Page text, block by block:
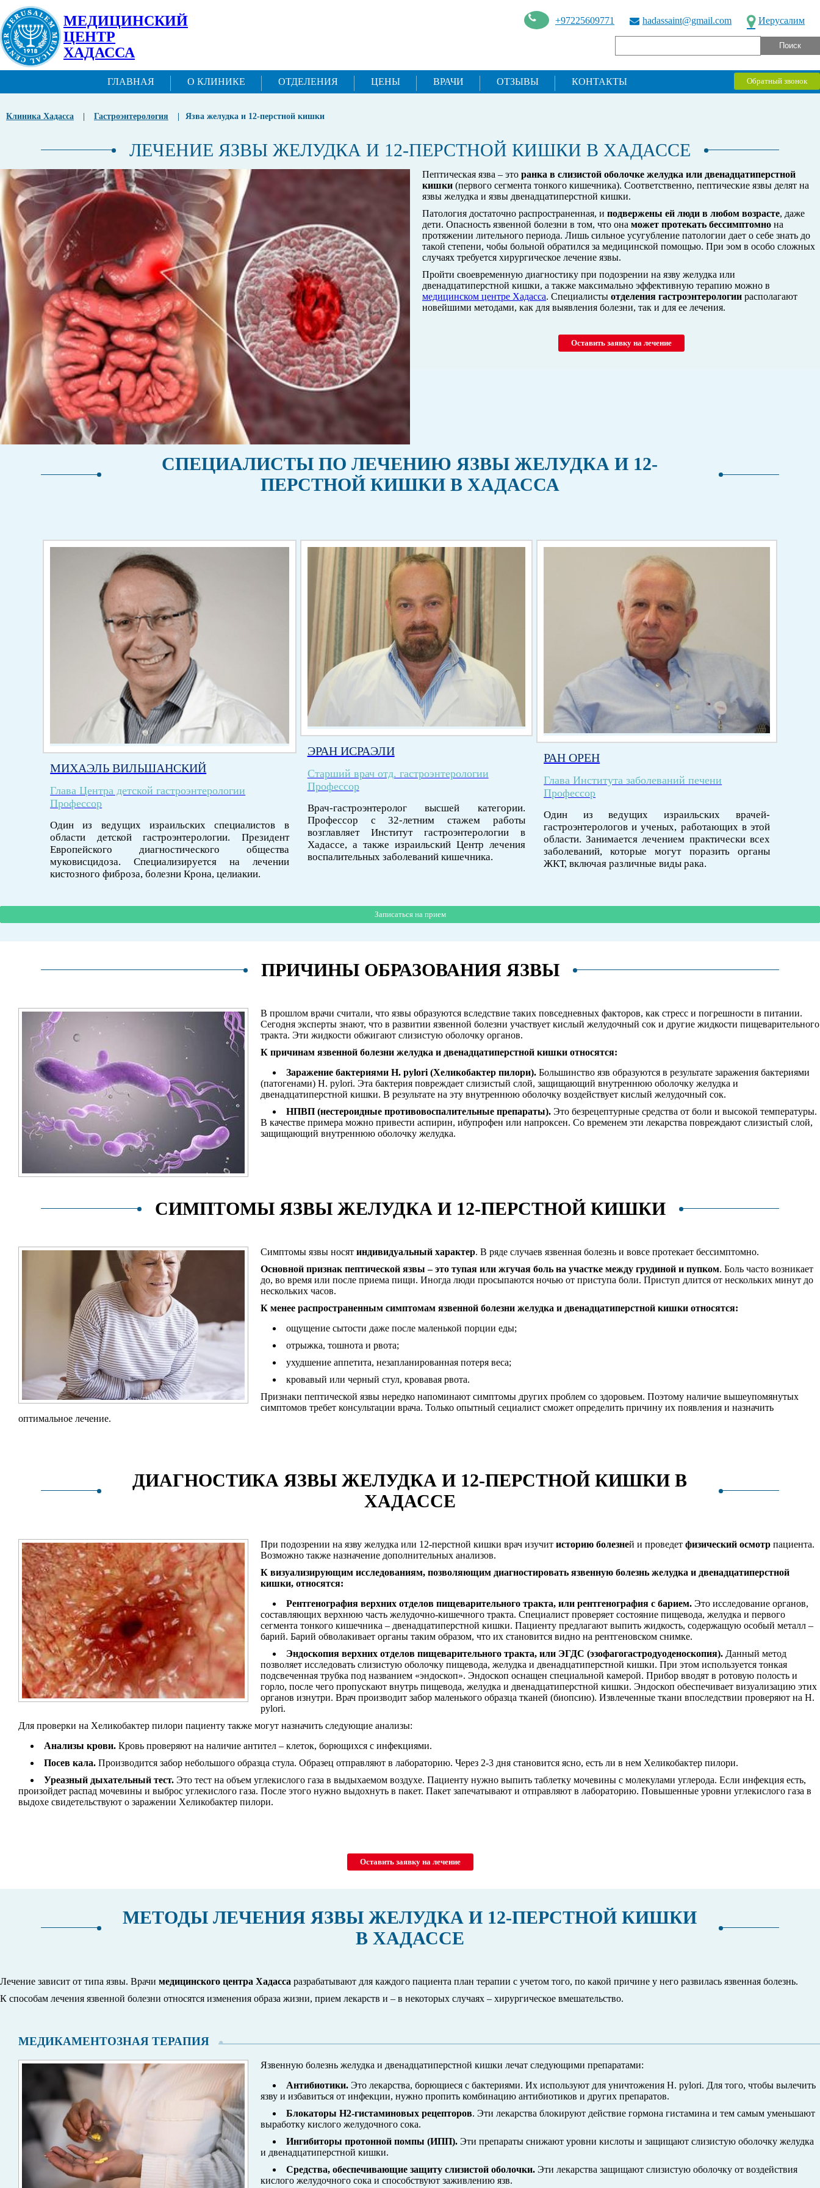
МЕДИЦИНСКИЙ
ЦЕНТР
ХАДАССА
+97225609771 hadassaint@gmail.com Иерусалим
ГЛАВНАЯ О КЛИНИКЕ ОТДЕЛЕНИЯ ЦЕНЫ ВРАЧИ ОТЗЫВЫ КОНТАКТЫ Обратный звонок
Клиника Хадасса Гастроэнтерология Язва желудка и 12-перстной кишки
ЛЕЧЕНИЕ ЯЗВЫ ЖЕЛУДКА И 12-ПЕРСТНОЙ КИШКИ В ХАДАССЕ
Пептическая язва – это ранка в слизистой оболочке желудка или двенадцатиперстной
кишки (первого сегмента тонкого кишечника). Соответственно, пептические язвы делят на
язвы желудка и язвы двенадцатиперстной кишки.
Патология достаточно распространенная, и подвержены ей люди в любом возрасте, даже
дети. Опасность язвенной болезни в том, что она может протекать бессимптомно на
протяжении лительного периода. Лишь сильное усугубление патологии дает о себе знать до
такой степени, чобы больной обратился за медицинской помощью. При эом в особо сложных
случаях требуется хирургическое лечение язвы.
Пройти своевременную диагностику при подозрении на язву желудка или
двенадцатиперстной кишки, а также максимально эффективную терапию можно в
медицинском центре Хадасса. Специалисты отделения гастроэнтерологии располагают
новейшими методами, как для выявления болезни, так и для ее лечения.
Оставить заявку на лечение
СПЕЦИАЛИСТЫ ПО ЛЕЧЕНИЮ ЯЗВЫ ЖЕЛУДКА И 12-
ПЕРСТНОЙ КИШКИ В ХАДАССА
МИХАЭЛЬ ВИЛЬШАНСКИЙ
Глава Центра детской гастроэнтерологии
Профессор
Один из ведущих израильских специалистов в
области детской гастроэнтерологии. Президент
Европейского диагностического общества
муковисцидоза. Специализируется на лечении
кистозного фиброза, болезни Крона, целиакии.
Записаться на прием
ЭРАН ИСРАЭЛИ
Старший врач отд. гастроэнтерологии
Профессор
Врач-гастроэнтеролог высшей категории.
Профессор с 32-летним стажем работы
возглавляет Институт гастроэнтерологии в
Хадассе, а также израильский Центр лечения
воспалительных заболеваний кишечника.
Записаться на прием
РАН ОРЕН
Глава Института заболеваний печени
Профессор
Один из ведущих израильских врачей-
гастроэнтерологов и ученых, работающих в этой
области. Занимается лечением практически всех
заболеваний, которые могут поразить органы
ЖКТ, включая различные виды рака.
Записаться на прием
ПРИЧИНЫ ОБРАЗОВАНИЯ ЯЗВЫ
В прошлом врачи считали, что язвы образуются вследствие таких повседневных факторов, как стресс и погрешности в питании.
Сегодня эксперты знают, что в развитии язвенной болезни участвует кислый желудочный сок и другие жидкости пищеварительного
тракта. Эти жидкости обжигают слизистую оболочку органов.
К причинам язвенной болезни желудка и двенадцатиперстной кишки относятся:
Заражение бактериями H. pylori (Хеликобактер пилори). Большинство язв образуются в результате заражения бактериями
(патогенами) H. pylori. Эта бактерия повреждает слизистый слой, защищающий внутреннюю оболочку желудка и
двенадцатиперстной кишки. В результате на эту внутреннюю оболочку воздействует кислый желудочный сок.
НПВП (нестероидные противовоспалительные препараты). Это безрецептурные средства от боли и высокой температуры.
В качестве примера можно привести аспирин, ибупрофен или напроксен. Со временем эти лекарства повреждают слизистый слой,
защищающий внутреннюю оболочку желудка.
СИМПТОМЫ ЯЗВЫ ЖЕЛУДКА И 12-ПЕРСТНОЙ КИШКИ
Симптомы язвы носят индивидуальный характер. В ряде случаев язвенная болезнь и вовсе протекает бессимптомно.
Основной признак пептической язвы – это тупая или жгучая боль на участке между грудиной и пупком. Боль часто возникает
до, во время или после приема пищи. Иногда люди просыпаются ночью от приступа боли. Приступ длится от нескольких минут до
нескольких часов.
К менее распространенным симптомам язвенной болезни желудка и двенадцатиперстной кишки относятся:
ощущение сытости даже после маленькой порции еды;
отрыжка, тошнота и рвота;
ухудшение аппетита, незапланированная потеря веса;
кровавый или черный стул, кровавая рвота.
Признаки пептической язвы нередко напоминают симптомы других проблем со здоровьем. Поэтому наличие вышеупомянутых
симптомов требет консультации врача. Только опытный сециалист сможет определить причину их появления и назначить
оптимальное лечение.
ДИАГНОСТИКА ЯЗВЫ ЖЕЛУДКА И 12-ПЕРСТНОЙ КИШКИ В
ХАДАССЕ
При подозрении на язву желудка или 12-перстной кишки врач изучит историю болезней и проведет физический осмотр пациента.
Возможно также назначение дополнительных анализов.
К визуализирующим исследованиям, позволяющим диагностировать язвенную болезнь желудка и двенадцатиперстной
кишки, относятся:
Рентгенография верхних отделов пищеварительного тракта, или рентгенография с барием. Это исследование органов,
составляющих верхнюю часть желудочно-кишечного тракта. Специалист проверяет состояние пищевода, желудка и первого
сегмента тонкого кишечника – двенадцатиперстной кишки. Пациенту предлагают выпить жидкость, содержащую особый металл –
барий. Барий обволакивает органы таким образом, что их становится видно на рентгеновском снимке.
Эндоскопия верхних отделов пищеварительного тракта, или ЭГДС (эзофагогастродуоденоскопия). Данный метод
позволяет исследовать слизистую оболочку пищевода, желудка и двенадцатиперстной кишки. При этом используется тонкая
подсвеченная трубка под названием «эндоскоп». Эндоскоп оснащен специальной камерой. Прибор вводят в ротовую полость и
горло, после чего пропускают внутрь пищевода, желудка и двенадцатиперстной кишки. Эндоскоп обеспечивает визуализацию этих
органов изнутри. Врач производит забор маленького образца тканей (биопсию). Извлеченные ткани впоследствии проверяют на H.
pylori.
Для проверки на Хеликобактер пилори пациенту также могут назначить следующие анализы:
Анализы крови. Кровь проверяют на наличие антител – клеток, борющихся с инфекциями.
Посев кала. Производится забор небольшого образца стула. Образец отправляют в лабораторию. Через 2-3 дня становится ясно, есть ли в нем Хеликобактер пилори.
Уреазный дыхательный тест. Это тест на объем углекислого газа в выдыхаемом воздухе. Пациенту нужно выпить таблетку мочевины с молекулами углерода. Если инфекция есть,
произойдет распад мочевины и выброс углекислого газа. После этого нужно выдохнуть в пакет. Пакет запечатывают и отправляют в лабораторию. Повышенные уровни углекислого газа в
выдохе свидетельствуют о заражении Хеликобактер пилори.
Оставить заявку на лечение
МЕТОДЫ ЛЕЧЕНИЯ ЯЗВЫ ЖЕЛУДКА И 12-ПЕРСТНОЙ КИШКИ
В ХАДАССЕ
Лечение зависит от типа язвы. Врачи медицинского центра Хадасса разрабатывают для каждого пациента план терапии с учетом того, по какой причине у него развилась язвенная болезнь.
К способам лечения язвенной болезни относятся изменения образа жизни, прием лекарств и – в некоторых случаях – хирургическое вмешательство.
МЕДИКАМЕНТОЗНАЯ ТЕРАПИЯ
Язвенную болезнь желудка и двенадцатиперстной кишки лечат следующими препаратами:
Антибиотики. Это лекарства, борющиеся с бактериями. Их используют для уничтожения H. pylori. Для того, чтобы вылечить
язву и избавиться от инфекции, нужно пропить комбинацию антибиотиков и других препаратов.
Блокаторы H2-гистаминовых рецепторов. Эти лекарства блокируют действие гормона гистамина и тем самым уменьшают
выработку кислого желудочного сока.
Ингибиторы протонной помпы (ИПП). Эти препараты снижают уровни кислоты и защищают слизистую оболочку желудка
и двенадцатиперстной кишки.
Средства, обеспечивающие защиту слизистой оболочки. Эти лекарства защищают слизистую оболочку от воздействия
кислого желудочного сока и способствуют заживлению язв.